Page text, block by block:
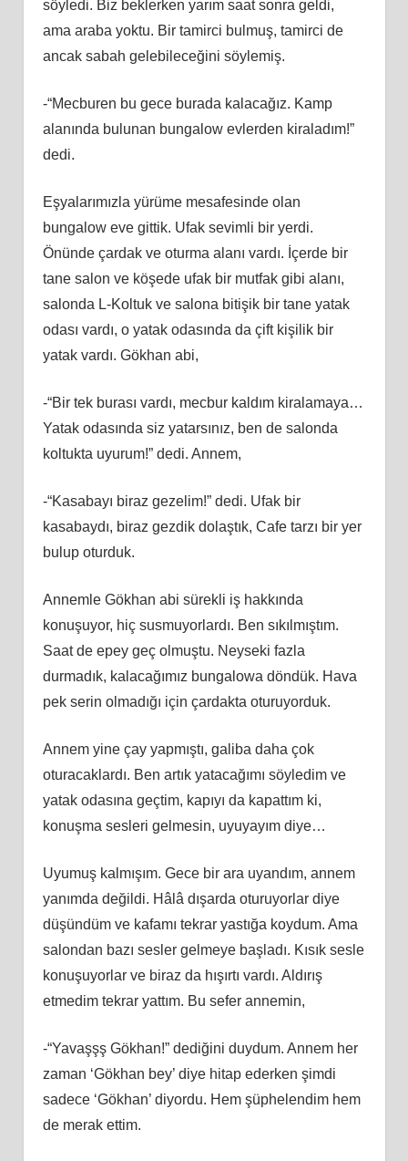
söyledi. Biz beklerken yarım saat sonra geldi,
ama araba yoktu. Bir tamirci bulmuş, tamirci de
ancak sabah gelebileceğini söylemiş.
-“Mecburen bu gece burada kalacağız. Kamp
alanında bulunan bungalow evlerden kiraladım!”
dedi.
Eşyalarımızla yürüme mesafesinde olan
bungalow eve gittik. Ufak sevimli bir yerdi.
Önünde çardak ve oturma alanı vardı. İçerde bir
tane salon ve köşede ufak bir mutfak gibi alanı,
salonda L-Koltuk ve salona bitişik bir tane yatak
odası vardı, o yatak odasında da çift kişilik bir
yatak vardı. Gökhan abi,
-“Bir tek burası vardı, mecbur kaldım kiralamaya…
Yatak odasında siz yatarsınız, ben de salonda
koltukta uyurum!” dedi. Annem,
-“Kasabayı biraz gezelim!” dedi. Ufak bir
kasabaydı, biraz gezdik dolaştık, Cafe tarzı bir yer
bulup oturduk.
Annemle Gökhan abi sürekli iş hakkında
konuşuyor, hiç susmuyorlardı. Ben sıkılmıştım.
Saat de epey geç olmuştu. Neyseki fazla
durmadık, kalacağımız bungalowa döndük. Hava
pek serin olmadığı için çardakta oturuyorduk.
Annem yine çay yapmıştı, galiba daha çok
oturacaklardı. Ben artık yatacağımı söyledim ve
yatak odasına geçtim, kapıyı da kapattım ki,
konuşma sesleri gelmesin, uyuyayım diye…
Uyumuş kalmışım. Gece bir ara uyandım, annem
yanımda değildi. Hâlâ dışarda oturuyorlar diye
düşündüm ve kafamı tekrar yastığa koydum. Ama
salondan bazı sesler gelmeye başladı. Kısık sesle
konuşuyorlar ve biraz da hışırtı vardı. Aldırış
etmedim tekrar yattım. Bu sefer annemin,
-“Yavaşşş Gökhan!” dediğini duydum. Annem her
zaman ‘Gökhan bey’ diye hitap ederken şimdi
sadece ‘Gökhan’ diyordu. Hem şüphelendim hem
de merak ettim.